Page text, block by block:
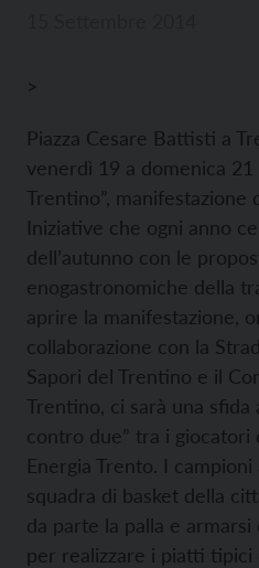
>
Piazza Cesare Battisti a
venerdì 19 a domenica
Trentino”, manifestazione
Iniziative che ogni anno
dell’autunno con le
enogastronomiche della
aprire la manifestazione,
collaborazione con la
Sapori del Trentino e il
Trentino, ci sarà una sfida
contro due” tra i giocatori
Energia Trento. I
squadra di basket della
da parte la palla e
per realizzare i piatti tipici